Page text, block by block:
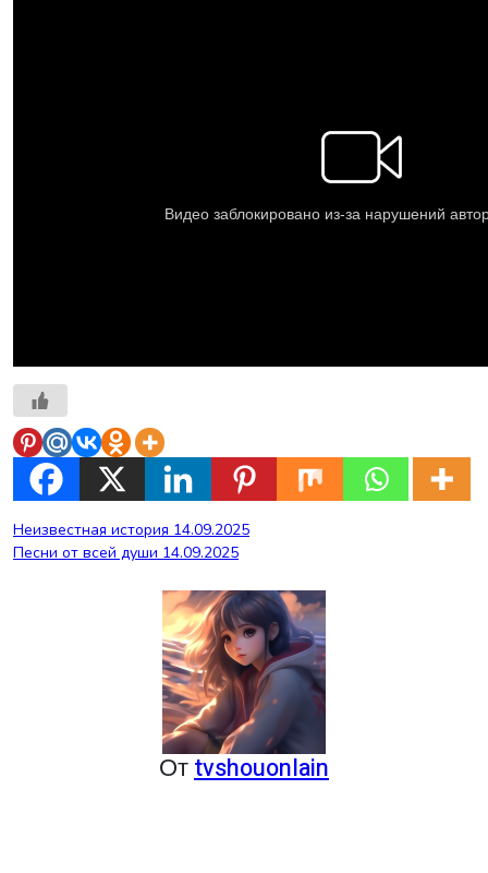
Навигация
по
Неизвестная история 14.09.2025
Песни от всей души 14.09.2025
Отtvshouonlain